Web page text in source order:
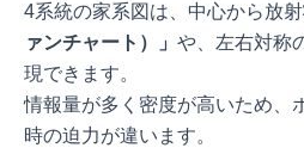
4系統の家系図は、中心から放
ァンチャート）」 や、左右対称
現できます。
情報量が多く密度が高いため、
時の迫力が違います。